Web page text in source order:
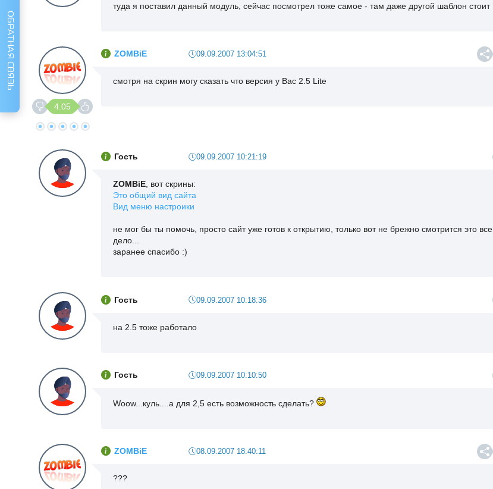
туда я поставил данный модуль, сейчас посмотрел тоже самое - там даже другой шаблон стоит
4.05
ZOMBiE 09.09.2007 13:04:51
смотря на скрин могу сказать что версия у Вас 2.5 Lite
Гость 09.09.2007 10:21:19
ZOMBiE , вот скрины:
Это общий вид сайта
Вид меню настроики
не мог бы ты помочь, просто сайт уже готов к открытию, только вот не брежно смотрится это все
дело...
заранее спасибо :)
Гость 09.09.2007 10:18:36
на 2.5 тоже работало
Гость 09.09.2007 10:10:50
Woow...куль....а для 2,5 есть возможность сделать?
ZOMBiE 08.09.2007 18:40:11
???
ОБРАТНАЯ СВЯЗЬ